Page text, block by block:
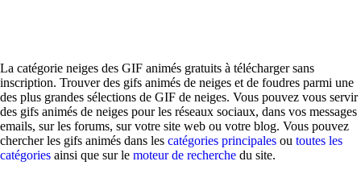
La catégorie neiges des GIF animés gratuits à télécharger sans
inscription. Trouver des gifs animés de neiges et de foudres parmi une
des plus grandes sélections de GIF de neiges. Vous pouvez vous servir
des gifs animés de neiges pour les réseaux sociaux, dans vos messages
emails, sur les forums, sur votre site web ou votre blog. Vous pouvez
chercher les gifs animés dans les catégories principales ou toutes les
catégories ainsi que sur le moteur de recherche du site.